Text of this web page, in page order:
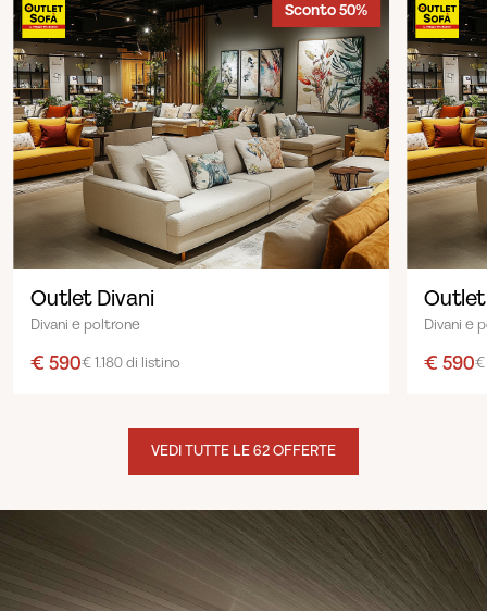
Sconto 50%
Outlet Divani
Divani e poltrone
€ 590€ 1.180 di listino
Divani e
€ 590€
VEDI TUTTE LE 62 OFFERTE